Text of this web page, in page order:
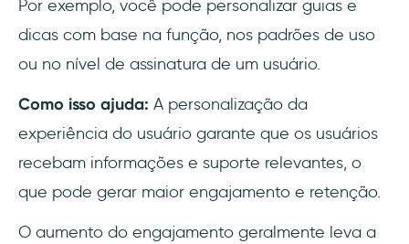
Por exemplo, você pode personalizar guias e
dicas com base na função, nos padrões de uso
ou no nível de assinatura de um usuário.
Como isso ajuda: A personalização da
experiência do usuário garante que os usuários
recebam informações e suporte relevantes, o
que pode gerar maior engajamento e retenção.
O aumento do engajamento geralmente leva a